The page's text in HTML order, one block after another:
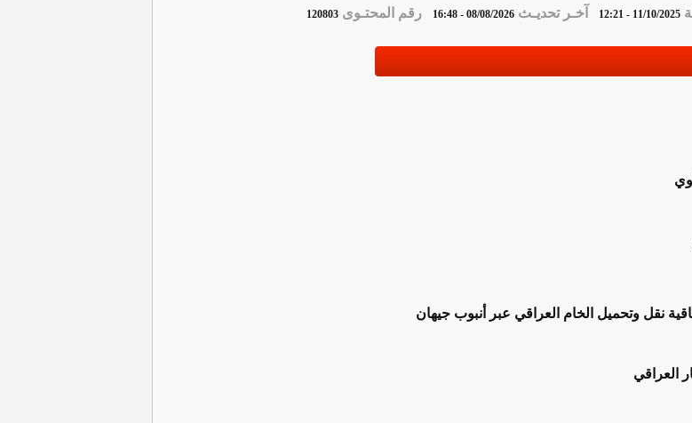
11/10/2025 - 12:21 آخـر تحديـث08/08/2026 - 16:48 رقم المحتـوى120803
نقل وتحميل الخام العراقي عبر أنبوب جيهان
العراقي